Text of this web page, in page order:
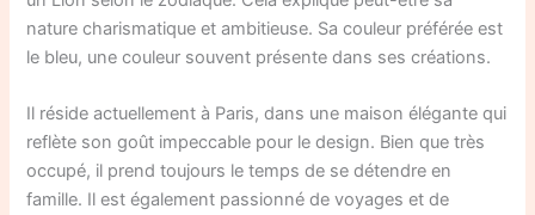
nature charismatique et ambitieuse. Sa couleur préférée est
le bleu, une couleur souvent présente dans ses créations.
Il réside actuellement à Paris, dans une maison élégante qui
reflète son goût impeccable pour le design. Bien que très
occupé, il prend toujours le temps de se détendre en
famille. Il est également passionné de voyages et de